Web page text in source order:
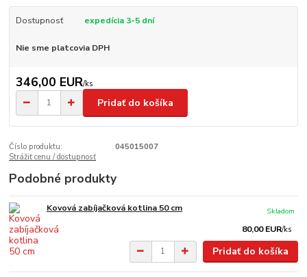
Dostupnosť expedícia 3-5 dní
Nie sme platcovia DPH
346,00 EUR/ks
Pridať do košíka
Číslo produktu:
045015007
Strážiť cenu / dostupnosť
Podobné produkty
Kovová zabíjačková kotlina 50 cm
80,00 EUR/ks
Skladom
Pridať do košíka